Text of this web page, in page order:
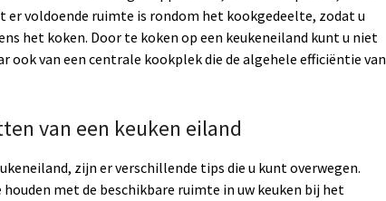
er voldoende ruimte is rondom het kookgedeelte, zodat u
het koken. Door te koken op een keukeneiland kunt u niet
van een centrale kookplek die de algehele efficiëntie van
van een keuken eiland
zijn er verschillende tips die u kunt overwegen.
met de beschikbare ruimte in uw keuken bij het